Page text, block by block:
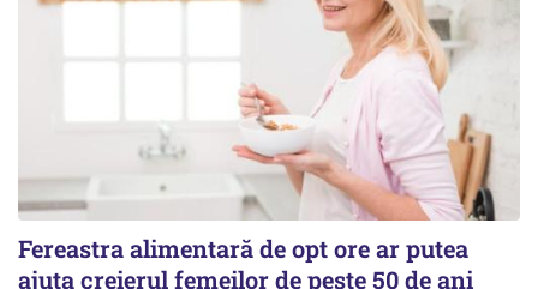
Fereastra alimentară de opt ore ar putea
ajuta creierul femeilor de peste 50 de ani